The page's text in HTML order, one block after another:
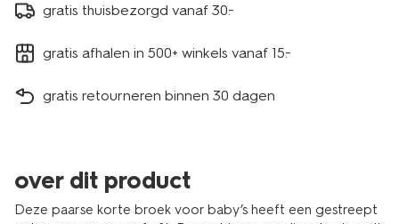
gratis thuisbezorgd vanaf 30.-
gratis afhalen in 500+ winkels vanaf 15.-
gratis retourneren binnen 30 dagen
over dit product
Deze paarse korte broek voor baby’s heeft een gestreept